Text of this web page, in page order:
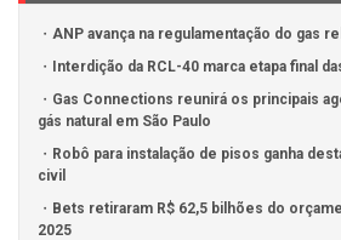
ANP avança na regulamentação do gas
Interdição da RCL-40 marca etapa final
Gas Connections reunirá os principais
gás natural em São Paulo
Robô para instalação de pisos ganha
civil
Bets retiraram R$ 62,5 bilhões do
2025